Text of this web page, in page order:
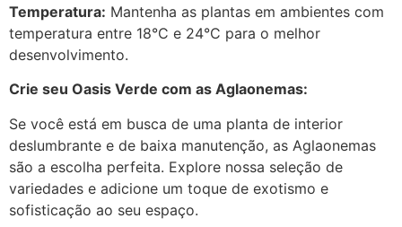
Temperatura: Mantenha as plantas em ambientes com
temperatura entre 18°C e 24°C para o melhor
desenvolvimento.
Crie seu Oasis Verde com as Aglaonemas:
Se você está em busca de uma planta de interior
deslumbrante e de baixa manutenção, as Aglaonemas
são a escolha perfeita. Explore nossa seleção de
variedades e adicione um toque de exotismo e
sofisticação ao seu espaço.